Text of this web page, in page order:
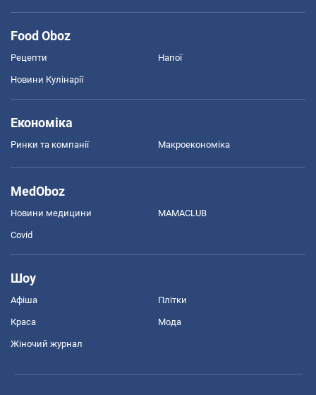
Food Oboz
Рецепти Напої
Новини Кулінарії
Економіка
Ринки та компанії Макроекономіка
MedOboz
Новини медицини MAMACLUB
Covid
Шоу
Афіша Плітки
Краса Мода
Жіночий журнал